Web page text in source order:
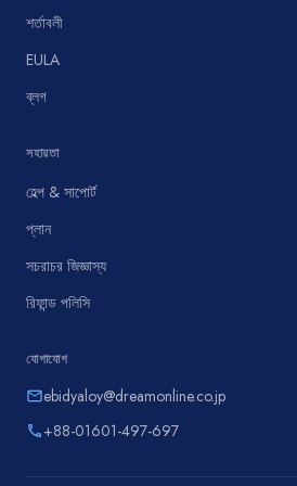
শর্তাবলী
EULA
ব্লগ
সহায়তা
হেল্প & সাপোর্ট
প্লান
সচরাচর জিজ্ঞাস্য
রিফান্ড পলিসি
যোগাযোগ
emailebidyaloy@dreamonline.co.jp
phone+88-01601-497-697